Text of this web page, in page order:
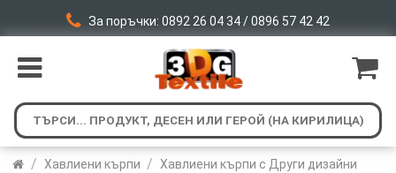
За поръчки: 0892 26 04 34 / 0896 57 42 42
/ Хавлиени кърпи / Хавлиени кърпи с Други дизайни